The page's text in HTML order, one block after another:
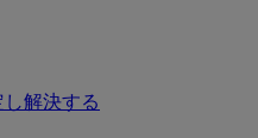
解決する